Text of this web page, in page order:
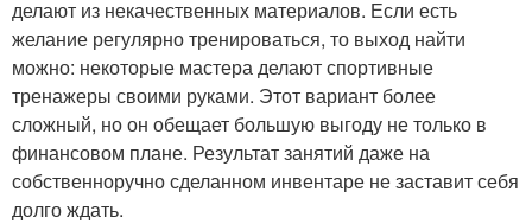
делают из некачественных материалов. Если есть
желание регулярно тренироваться, то выход найти
можно: некоторые мастера делают спортивные
тренажеры своими руками. Этот вариант более
сложный, но он обещает большую выгоду не только в
финансовом плане. Результат занятий даже на
собственноручно сделанном инвентаре не заставит себя
долго ждать.